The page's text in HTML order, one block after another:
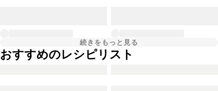
続きをもっと見る
おすすめのレシピリスト